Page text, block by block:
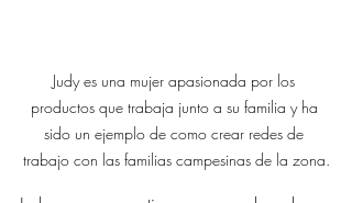
Judy es una mujer apasionada por los
productos que trabaja junto a su familia y ha
sido un ejemplo de como crear redes de
trabajo con las familias campesinas de la zona.